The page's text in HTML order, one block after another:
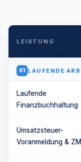
LEISTUNG
01 LAUFENDE
Laufende
Finanzbuchhaltung
Umsatzsteuer-
Voranmeldung & ZM